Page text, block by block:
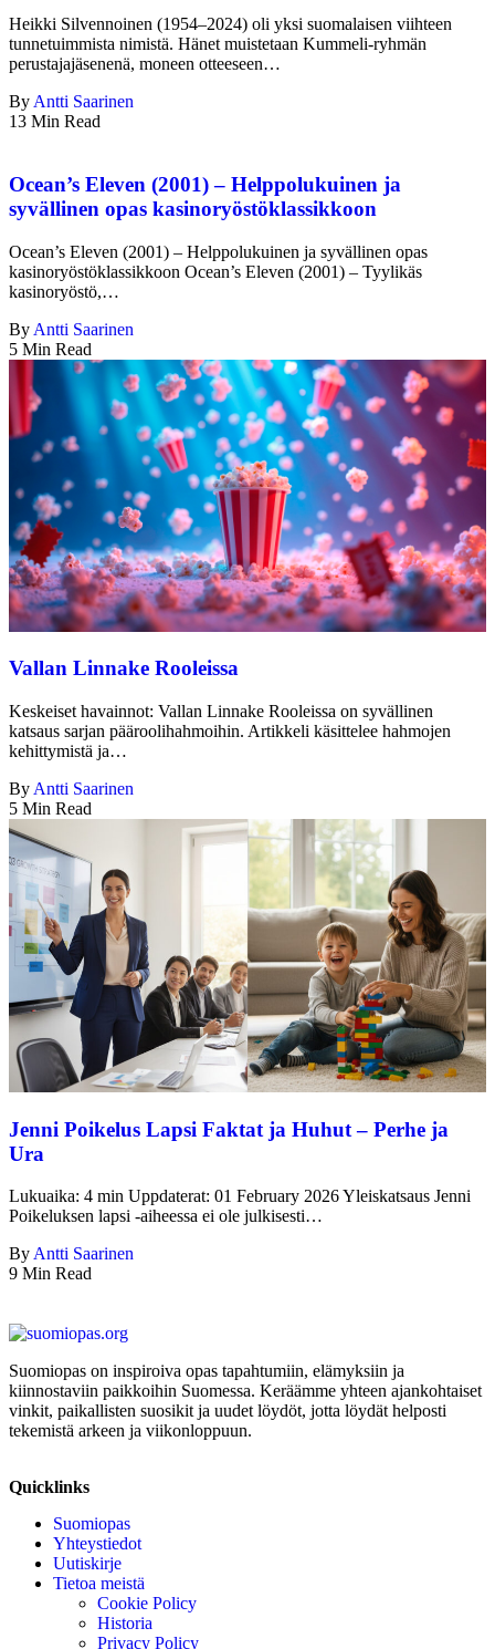
Heikki Silvennoinen (1954–2024) oli yksi suomalaisen viihteen
tunnetuimmista nimistä. Hänet muistetaan Kummeli-ryhmän
perustajajäsenenä, moneen otteeseen…
By Antti Saarinen
13 Min Read
Ocean’s Eleven (2001) – Helppolukuinen ja
syvällinen opas kasinoryöstöklassikkoon
Ocean’s Eleven (2001) – Helppolukuinen ja syvällinen opas
kasinoryöstöklassikkoon Ocean’s Eleven (2001) – Tyylikäs
kasinoryöstö,…
By Antti Saarinen
5 Min Read
Vallan Linnake Rooleissa
Keskeiset havainnot: Vallan Linnake Rooleissa on syvällinen
katsaus sarjan pääroolihahmoihin. Artikkeli käsittelee hahmojen
kehittymistä ja…
By Antti Saarinen
5 Min Read
Jenni Poikelus Lapsi Faktat ja Huhut – Perhe ja
Ura
Lukuaika: 4 min Uppdaterat: 01 February 2026 Yleiskatsaus Jenni
Poikeluksen lapsi -aiheessa ei ole julkisesti…
By Antti Saarinen
9 Min Read
Suomiopas on inspiroiva opas tapahtumiin, elämyksiin ja
kiinnostaviin paikkoihin Suomessa. Keräämme yhteen ajankohtaiset
vinkit, paikallisten suosikit ja uudet löydöt, jotta löydät helposti
tekemistä arkeen ja viikonloppuun.
Quicklinks
Suomiopas
Yhteystiedot
Uutiskirje
Tietoa meistä
Cookie Policy
Historia
Privacy Policy